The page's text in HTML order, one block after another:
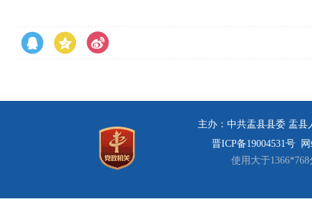
主办：中共盂县县委 盂县
晋ICP备19004531号
使用大于